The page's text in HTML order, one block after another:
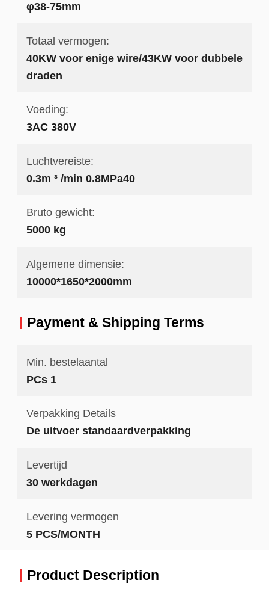
φ38-75mm
Totaal vermogen:
40KW voor enige wire/43KW voor dubbele
draden
Voeding:
3AC 380V
Luchtvereiste:
0.3m ³ /min 0.8MPa40
Bruto gewicht:
5000 kg
Algemene dimensie:
10000*1650*2000mm
Payment & Shipping Terms
Min. bestelaantal
PCs 1
Verpakking Details
De uitvoer standaardverpakking
Levertijd
30 werkdagen
Levering vermogen
5 PCS/MONTH
Product Description